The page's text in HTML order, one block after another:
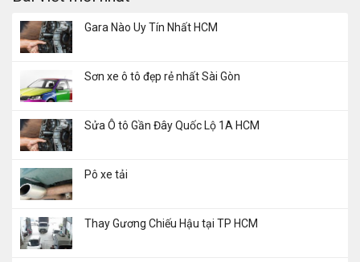
Gara Nào Uy Tín Nhất HCM
Sơn xe ô tô đẹp rẻ nhất Sài Gòn
Sửa Ô tô Gần Đây Quốc Lộ 1A HCM
Pô xe tải
Thay Gương Chiếu Hậu tại TP HCM